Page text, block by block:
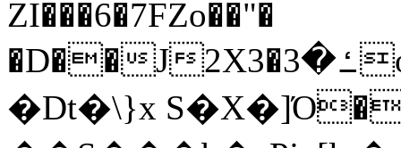
ZI���6�7FZo��"�
�D��J2X3�ߑ�3o�|aak�q�@����]�K���w���r;�
�Dt�\}x